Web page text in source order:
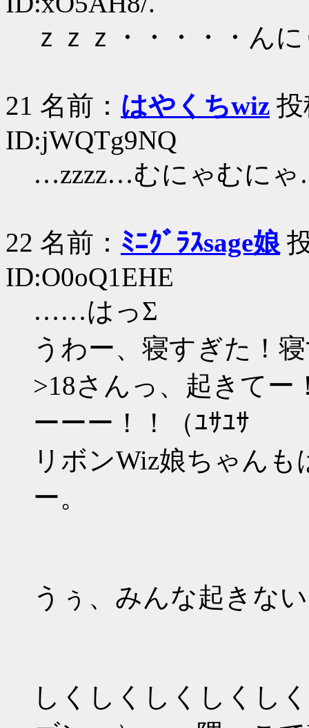
ｚｚｚ・・・・・ん
21 名前： はやくちwiz 投
ID:jWQTg9NQ
…zzzz…むにゃむに
22 名前： ﾐﾆｸﾞﾗｽsage娘
ID:O0oQ1EHE
……はっΣ
うわー、寝すぎた！
>18さんっ、起きて
ーーー！！（ﾕｻﾕｻ
リボンWiz娘ちゃん
ー。
うぅ、みんな起きな
しくしくしくしくし